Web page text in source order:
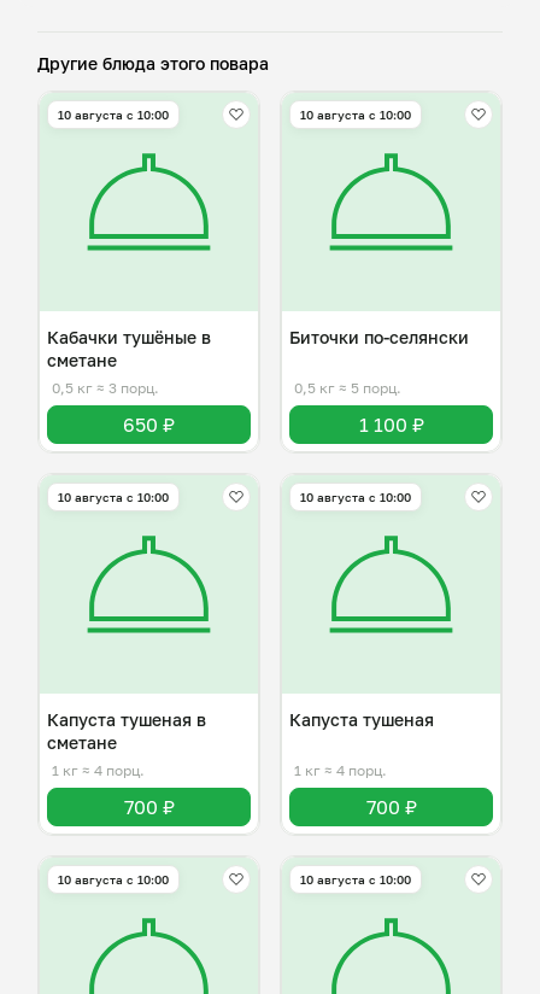
Другие блюда этого повара
10 августа с 10:00
Кабачки тушёные в
сметане
0,5 кг ≈ 3 порц.
650 ₽
10 августа с 10:00
Биточки по-селянски
0,5 кг ≈ 5 порц.
1 100 ₽
10 августа с 10:00
Капуста тушеная в
сметане
1 кг ≈ 4 порц.
700 ₽
10 августа с 10:00
Капуста тушеная
1 кг ≈ 4 порц.
700 ₽
10 августа с 10:00 10 августа с 10:00